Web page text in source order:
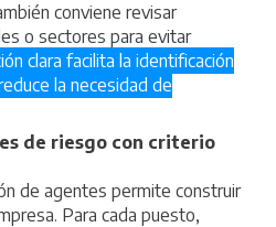
conviene revisar
o sectores para evitar
clara facilita la identificación
la necesidad de
de riesgo con criterio
de agentes permite construir
Para cada puesto,